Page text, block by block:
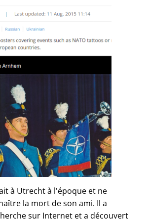
à Utrecht à l'époque et ne
la mort de son ami. Il a
sur Internet et a découvert